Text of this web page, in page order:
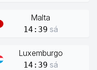
Malta
14:39 sá
Luxemburgo
14:39 sá